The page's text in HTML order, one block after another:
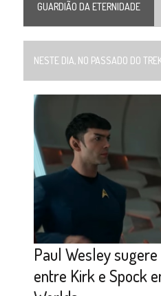
GUARDIÃO DA ETERNIDADE
NESTE DIA, NO PASSADO DO
Paul Wesley
entre Kirk e Spock